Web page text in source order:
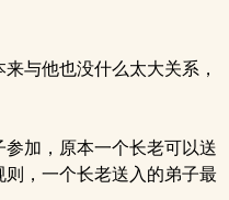
与他也没什么太大关系，
加，原本一个长老可以送
则，一个长老送入的弟子最